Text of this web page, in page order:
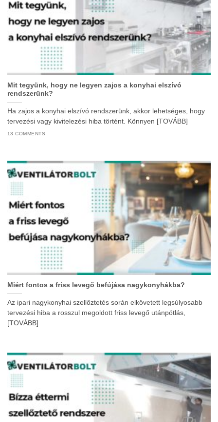
Mit tegyünk, hogy ne legyen zajos a konyhai elszívó
rendszerünk?
Ha zajos a konyhai elszívó rendszerünk, akkor lehetséges, hogy
tervezési vagy kivitelezési hiba történt. Könnyen [TOVÁBB]
13 COMMENTS
Miért fontos a friss levegő befújása nagykonyhákba?
Az ipari nagykonyhai szellőztetés során elkövetett legsúlyosabb
tervezési hiba a rosszul megoldott friss levegő utánpótlás,
[TOVÁBB]